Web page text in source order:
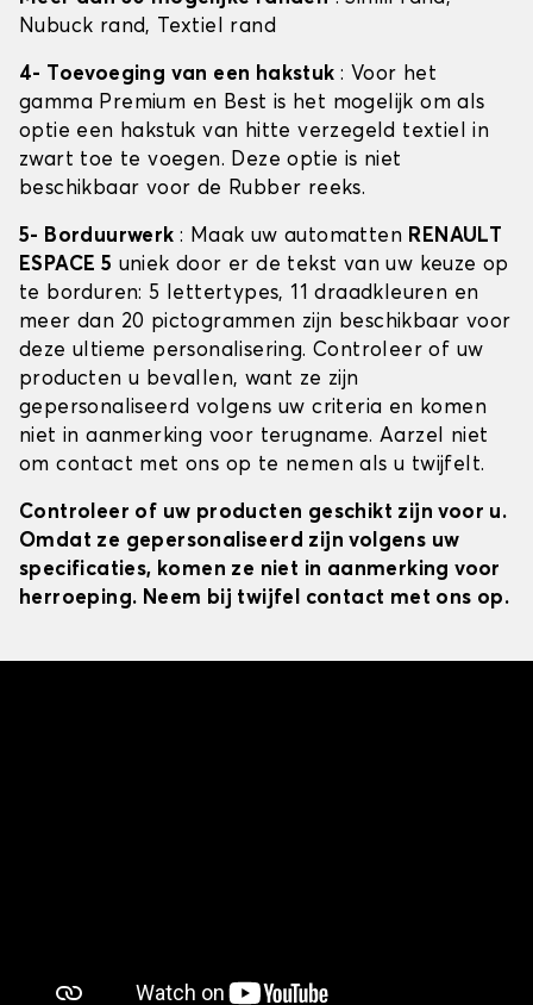
Nubuck rand, Textiel rand
4- Toevoeging van een hakstuk : Voor het
gamma Premium en Best is het mogelijk om als
optie een hakstuk van hitte verzegeld textiel in
zwart toe te voegen. Deze optie is niet
beschikbaar voor de Rubber reeks.
5- Borduurwerk : Maak uw automatten RENAULT
ESPACE 5 uniek door er de tekst van uw keuze op
te borduren: 5 lettertypes, 11 draadkleuren en
meer dan 20 pictogrammen zijn beschikbaar voor
deze ultieme personalisering. Controleer of uw
producten u bevallen, want ze zijn
gepersonaliseerd volgens uw criteria en komen
niet in aanmerking voor terugname. Aarzel niet
om contact met ons op te nemen als u twijfelt.
Controleer of uw producten geschikt zijn voor u.
Omdat ze gepersonaliseerd zijn volgens uw
specificaties, komen ze niet in aanmerking voor
herroeping. Neem bij twijfel contact met ons op.